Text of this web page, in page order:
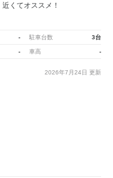
近くてオススメ！
- 駐車台数 3台
- 車高 -
2026年7月24日 更新